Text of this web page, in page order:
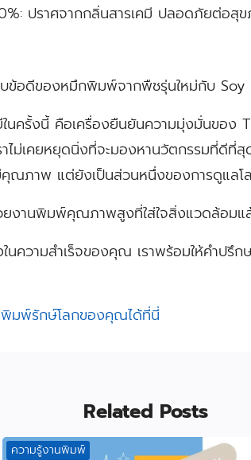
ปราศจากกลิ่นสารเคมี ปลอดภัยต่อสุ
ข้อดีของหมึกพิมพ์จากพืชรุ่นใหม่กับ Soy
ในครั้งนี้ คือเครื่องยืนยันความมุ่งมั่นของ
ม่เคยหยุดนิ่งที่จะมองหานวัตกรรมที่ดีที่
คุณภาพ แต่ยังเป็นส่วนหนึ่งของการดูแลโ
งานพิมพ์คุณภาพสูงที่ใส่ใจสิ่งแวดล้อมแ
ความสำเร็จของคุณ เราพร้อมให้คำปรึก
พิมพ์รักษ์โลกของคุณได้ที่นี่
Related Posts
ความรู้งานพิมพ์